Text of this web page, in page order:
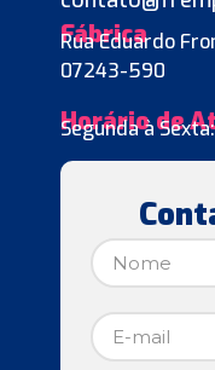
Fábrica
Rua Eduardo
07243-590
Horário de
Segunda à